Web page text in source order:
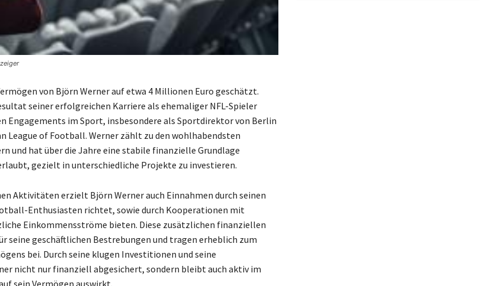
von Björn Werner auf etwa 4 Millionen Euro geschätzt.
seiner erfolgreichen Karriere als ehemaliger NFL-Spieler
Engagements im Sport, insbesondere als Sportdirektor von Berlin
League of Football. Werner zählt zu den wohlhabendsten
und hat über die Jahre eine stabile finanzielle Grundlage
gezielt in unterschiedliche Projekte zu investieren.
Aktivitäten erzielt Björn Werner auch Einnahmen durch seinen
Enthusiasten richtet, sowie durch Kooperationen mit
Einkommensströme bieten. Diese zusätzlichen finanziellen
seine geschäftlichen Bestrebungen und tragen erheblich zum
bei. Durch seine klugen Investitionen und seine
nicht nur finanziell abgesichert, sondern bleibt auch aktiv im
sein Vermögen auswirkt.